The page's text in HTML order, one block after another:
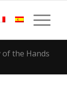
the Hands